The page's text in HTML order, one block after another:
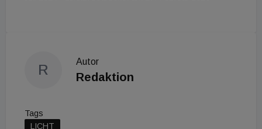
R
Autor
Redaktion
Tags
LICHT